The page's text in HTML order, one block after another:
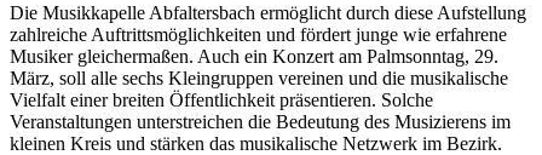
Die Musikkapelle Abfaltersbach ermöglicht durch diese Aufstellung
zahlreiche Auftrittsmöglichkeiten und fördert junge wie erfahrene
Musiker gleichermaßen. Auch ein Konzert am Palmsonntag, 29.
März, soll alle sechs Kleingruppen vereinen und die musikalische
Vielfalt einer breiten Öffentlichkeit präsentieren. Solche
Veranstaltungen unterstreichen die Bedeutung des Musizierens im
kleinen Kreis und stärken das musikalische Netzwerk im Bezirk.